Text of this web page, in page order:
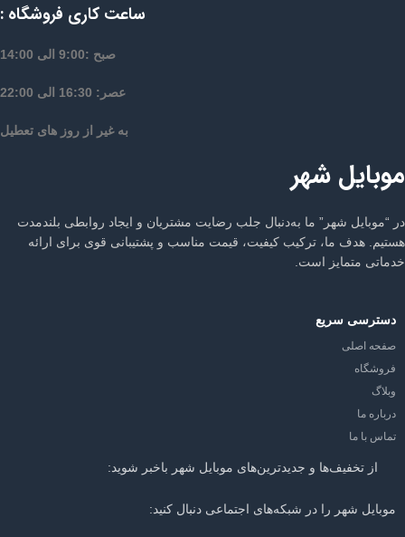
ساعت کاری فروشگاه :
صبح :9:00 الی 14:00
عصر: 16:30 الی 22:00
به غیر از روز های تعطیل
موبایل شهر
در “موبایل شهر” ما به‌دنبال جلب رضایت مشتریان و ایجاد روابطی بلندمدت
هستیم. هدف ما، ترکیب کیفیت، قیمت مناسب و پشتیبانی قوی برای ارائه
خدماتی متمایز است.
دسترسی سریع
صفحه اصلی
فروشگاه
وبلاگ
درباره ما
تماس با ما
از تخفیف‌ها و جدیدترین‌های موبایل شهر باخبر شوید:
موبایل شهر را در شبکه‌های اجتماعی دنبال کنید: